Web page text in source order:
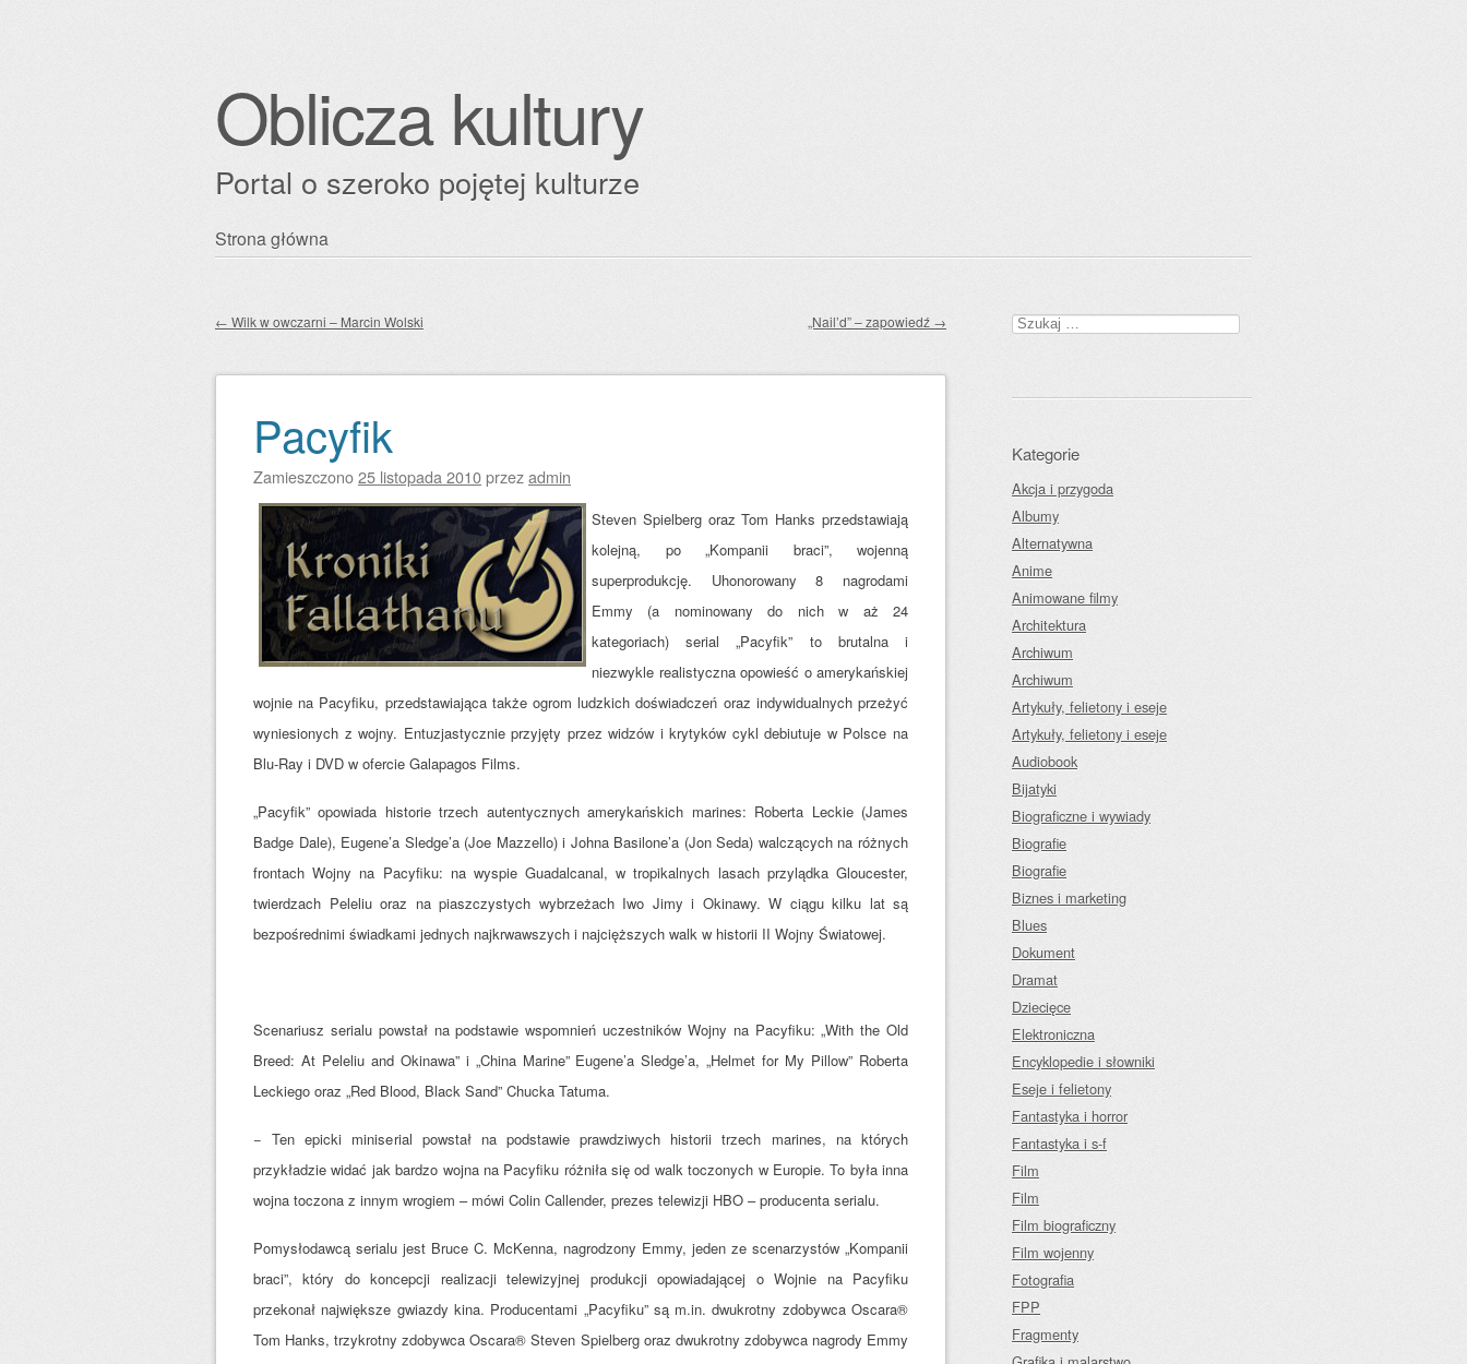
Oblicza kultury
Portal o szeroko pojętej kulturze
Przejdź
Strona główna
Zobacz wpisy
← Wilk w owczarni – Marcin Wolski „Nail’d” – zapowiedź →
Pacyfik
Zamieszczono25 listopada 2010przezadmin
Steven Spielberg oraz Tom Hanks przedstawiają
kolejną, po „Kompanii braci”, wojenną
superprodukcję. Uhonorowany 8 nagrodami
Emmy (a nominowany do nich w aż 24
kategoriach) serial „Pacyfik” to brutalna i
niezwykle realistyczna opowieść o amerykańskiej
wojnie na Pacyfiku, przedstawiająca także ogrom ludzkich doświadczeń oraz indywidualnych przeżyć
wyniesionych z wojny. Entuzjastycznie przyjęty przez widzów i krytyków cykl debiutuje w Polsce na
Blu-Ray i DVD w ofercie Galapagos Films.
„Pacyfik” opowiada historie trzech autentycznych amerykańskich marines: Roberta Leckie (James
Badge Dale), Eugene’a Sledge’a (Joe Mazzello) i Johna Basilone’a (Jon Seda) walczących na różnych
frontach Wojny na Pacyfiku: na wyspie Guadalcanal, w tropikalnych lasach przylądka Gloucester,
twierdzach Peleliu oraz na piaszczystych wybrzeżach Iwo Jimy i Okinawy. W ciągu kilku lat są
bezpośrednimi świadkami jednych najkrwawszych i najcięższych walk w historii II Wojny Światowej.
Scenariusz serialu powstał na podstawie wspomnień uczestników Wojny na Pacyfiku: „With the Old
Breed: At Peleliu and Okinawa” i „China Marine” Eugene’a Sledge’a, „Helmet for My Pillow” Roberta
Leckiego oraz „Red Blood, Black Sand” Chucka Tatuma.
− Ten epicki miniserial powstał na podstawie prawdziwych historii trzech marines, na których
przykładzie widać jak bardzo wojna na Pacyfiku różniła się od walk toczonych w Europie. To była inna
wojna toczona z innym wrogiem – mówi Colin Callender, prezes telewizji HBO – producenta serialu.
Pomysłodawcą serialu jest Bruce C. McKenna, nagrodzony Emmy, jeden ze scenarzystów „Kompanii
braci”, który do koncepcji realizacji telewizyjnej produkcji opowiadającej o Wojnie na Pacyfiku
przekonał największe gwiazdy kina. Producentami „Pacyfiku” są m.in. dwukrotny zdobywca Oscara®
Tom Hanks, trzykrotny zdobywca Oscara® Steven Spielberg oraz dwukrotny zdobywca nagrody Emmy
Szukaj:
Kategorie
Akcja i przygoda
Albumy
Alternatywna
Anime
Animowane filmy
Architektura
Archiwum
Archiwum
Artykuły, felietony i eseje
Artykuły, felietony i eseje
Audiobook
Bijatyki
Biograficzne i wywiady
Biografie
Biografie
Biznes i marketing
Blues
Dokument
Dramat
Dziecięce
Elektroniczna
Encyklopedie i słowniki
Eseje i felietony
Fantastyka i horror
Fantastyka i s-f
Film
Film
Film biograficzny
Film wojenny
Fotografia
FPP
Fragmenty